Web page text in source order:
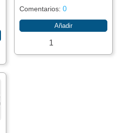
Comentarios:0
Añadir